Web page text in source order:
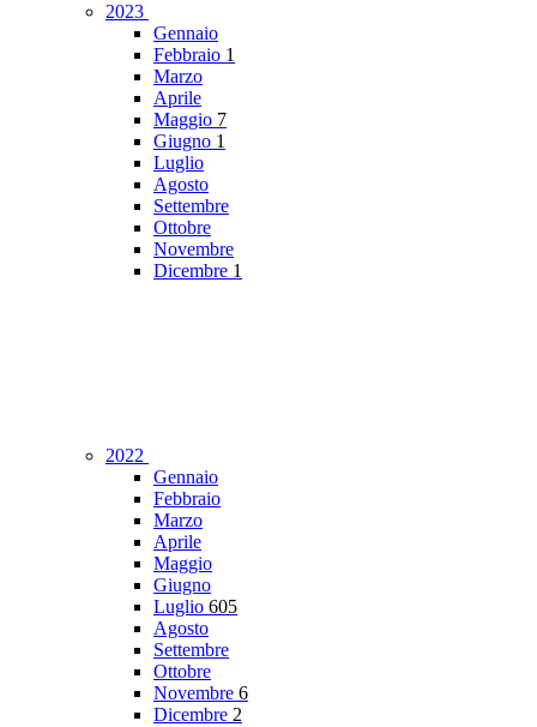
2023
Gennaio
Febbraio 1
Marzo
Aprile
Maggio 7
Giugno 1
Luglio
Agosto
Settembre
Ottobre
Novembre
Dicembre 1
2022
Gennaio
Febbraio
Marzo
Aprile
Maggio
Giugno
Luglio 605
Agosto
Settembre
Ottobre
Novembre 6
Dicembre 2